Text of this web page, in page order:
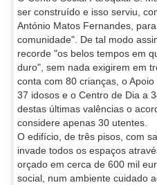
ser construído e isso serviu,
António Matos Fernandes,
comunidade". De tal modo
recorde "os belos tempos em
duro", sem nada exigirem em
conta com 80 crianças, o
37 idosos e o Centro de Dia a
destas últimas valências o
considere apenas 30 utentes.
O edifício, de três pisos, com
invade todos os espaços
orçado em cerca de 600 mil
social, num ambiente cuidado